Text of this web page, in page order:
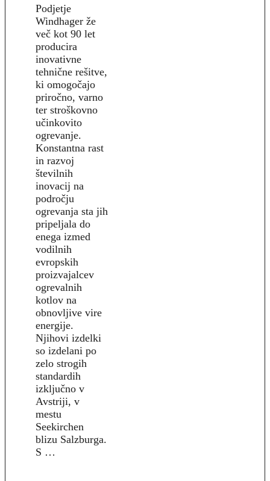
Podjetje
Windhager že
več kot 90 let
producira
inovativne
tehnične rešitve,
ki omogočajo
priročno, varno
ter stroškovno
učinkovito
ogrevanje.
Konstantna rast
in razvoj
številnih
inovacij na
področju
ogrevanja sta jih
pripeljala do
enega izmed
vodilnih
evropskih
proizvajalcev
ogrevalnih
kotlov na
obnovljive vire
energije.
Njihovi izdelki
so izdelani po
zelo strogih
standardih
izključno v
Avstriji, v
mestu
Seekirchen
blizu Salzburga.
S …